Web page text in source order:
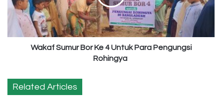
Untuk
Para
Pengungsi
Rohingya
Wakaf Sumur Bor Ke 4 Untuk Para Pengungsi
Rohingya
Related Articles